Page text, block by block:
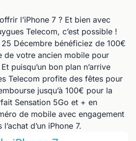
l’iPhone 7 ? Et bien avec
Telecom, c’est possible !
Décembre bénéficiez de 100€
de votre ancien mobile pour
puisqu’un bon plan n’arrive
Telecom profite des fêtes pour
jusqu’à 100€ pour la
Sensation 5Go et + en
de mobile avec engagement
d’un iPhone 7.